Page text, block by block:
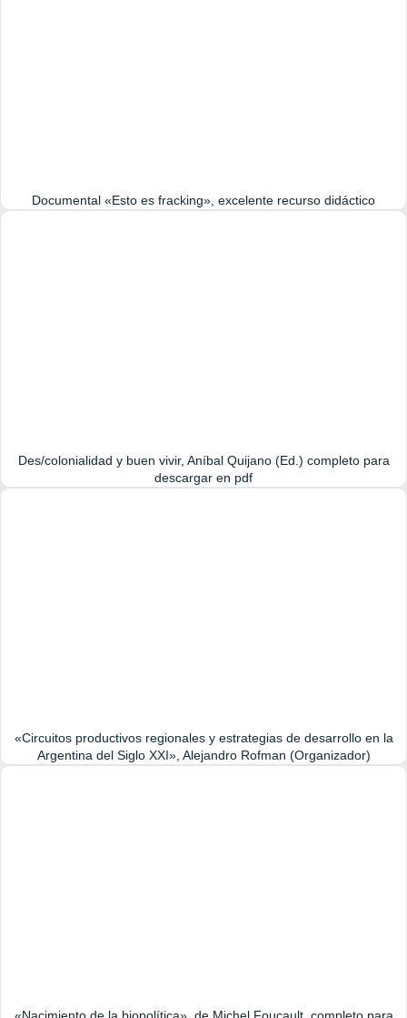
Documental «Esto es fracking», excelente recurso didáctico
Des/colonialidad y buen vivir, Aníbal Quijano (Ed.) completo para
descargar en pdf
«Circuitos productivos regionales y estrategias de desarrollo en la
Argentina del Siglo XXI», Alejandro Rofman (Organizador)